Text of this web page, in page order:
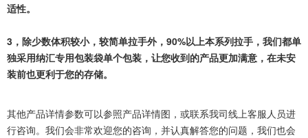
适性。
3，除少数体积较小，较简单拉手外，90%以上本系列拉手，我们都单
独采用纳汇专用包装袋单个包装，让您收到的产品更加满意，在未安
装前也更利于您的存储。
其他产品详情参数可以参照产品详情图，或联系我司线上客服人员进
行咨询。我们会非常欢迎您的咨询，并认真解答您的问题，我们也会